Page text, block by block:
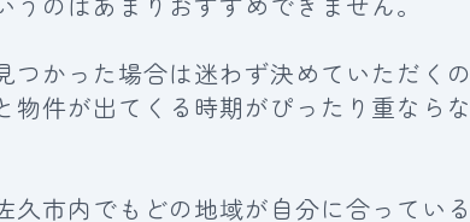
かった場合は迷わず決めていただくの
件が出てくる時期がぴったり重ならな
市内でもどの地域が自分に合っている